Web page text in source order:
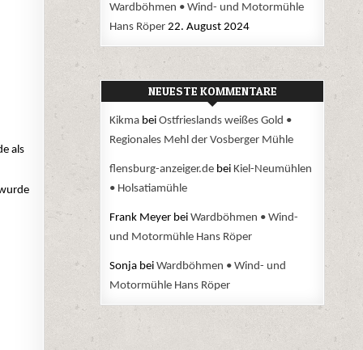
als
Wardböhmen • Wind- und Motormühle
Hans Röper 22. August 2024
NEUESTE KOMMENTARE
Kikma beiOstfrieslands weißes Gold •
Regionales Mehl der Vosberger Mühle
flensburg-anzeiger.de bei Kiel-Neumühlen
• Holsatiamühle
Frank Meyer beiWardböhmen • Wind-
und Motormühle Hans Röper
Sonja beiWardböhmen • Wind- und
Motormühle Hans Röper